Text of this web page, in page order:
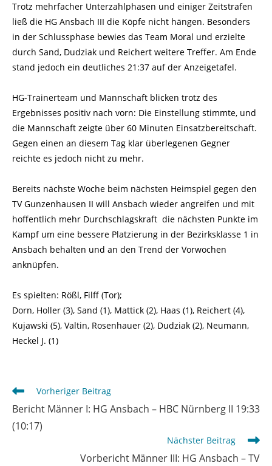
Trotz mehrfacher Unterzahlphasen und einiger Zeitstrafen
ließ die HG Ansbach III die Köpfe nicht hängen. Besonders
in der Schlussphase bewies das Team Moral und erzielte
durch Sand, Dudziak und Reichert weitere Treffer. Am Ende
stand jedoch ein deutliches 21:37 auf der Anzeigetafel.
HG-Trainerteam und Mannschaft blicken trotz des
Ergebnisses positiv nach vorn: Die Einstellung stimmte, und
die Mannschaft zeigte über 60 Minuten Einsatzbereitschaft.
Gegen einen an diesem Tag klar überlegenen Gegner
reichte es jedoch nicht zu mehr.
Bereits nächste Woche beim nächsten Heimspiel gegen den
TV Gunzenhausen II will Ansbach wieder angreifen und mit
hoffentlich mehr Durchschlagskraft die nächsten Punkte im
Kampf um eine bessere Platzierung in der Bezirksklasse 1 in
Ansbach behalten und an den Trend der Vorwochen
anknüpfen.
Es spielten: Rößl, Filff (Tor);
Dorn, Holler (3), Sand (1), Mattick (2), Haas (1), Reichert (4),
Kujawski (5), Valtin, Rosenhauer (2), Dudziak (2), Neumann,
Heckel J. (1)
Weitere
Artikel
ansehen
Vorheriger Beitrag
Bericht Männer I: HG Ansbach – HBC Nürnberg II 19:33
(10:17)
Nächster Beitrag
Vorbericht Männer III: HG Ansbach – TV